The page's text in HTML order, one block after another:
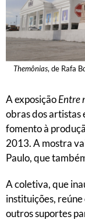
Themônias, de Rafa
A exposiçãoEntre
obras dos artistas
fomento à
2013. A mostra
Paulo, que
A coletiva, que
instituições,
outros suportes